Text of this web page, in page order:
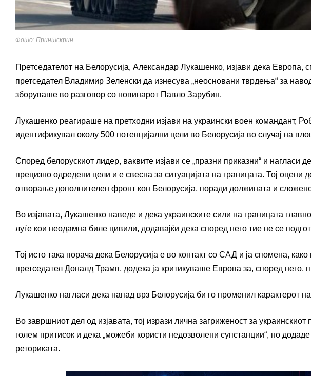
Фото: Принтскрин
Претседателот на Белорусија, Александар Лукашенко, изјави дека Европа,
претседател Владимир Зеленски да изнесува „неосновани тврдења“ за
зборуваше во разговор со новинарот Павло Зарубин.
Лукашенко реагираше на претходни изјави на украински воен командант,
идентификувал околу 500 потенцијални цели во Белорусија во случај на
Според белорускиот лидер, ваквите изјави се „празни приказни“ и нагласи
прецизно одредени цели и е свесна за ситуацијата на границата. Тој оцени
отворање дополнителен фронт кон Белорусија, поради должината и
Во изјавата, Лукашенко наведе и дека украинските сили на границата
луѓе кои неодамна биле цивили, додавајќи дека според него тие не се
Тој исто така порача дека Белорусија е во контакт со САД и ја спомена,
претседател Доналд Трамп, додека ја критикуваше Европа за, според него,
Лукашенко нагласи дека напад врз Белорусија би го променил карактерот
Во завршниот дел од изјавата, тој изрази лична загриженост за
голем притисок и дека „можеби користи недозволени супстанции“, но
реториката.